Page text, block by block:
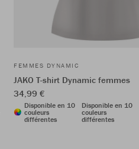
FEMMES DYNAMIC
JAKO T-shirt Dynamic femmes
34,99 €
Disponible en 10
couleurs
différentes
Disponible en 10
couleurs
différentes